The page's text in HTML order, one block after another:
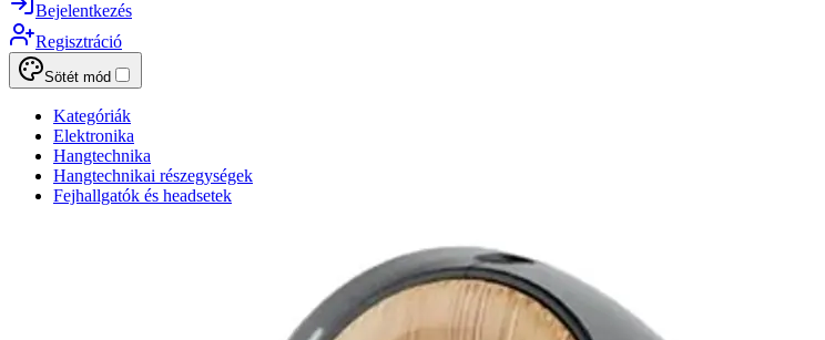
Bejelentkezés
Regisztráció
Sötét mód
Kategóriák
Elektronika
Hangtechnika
Hangtechnikai részegységek
Fejhallgatók és headsetek